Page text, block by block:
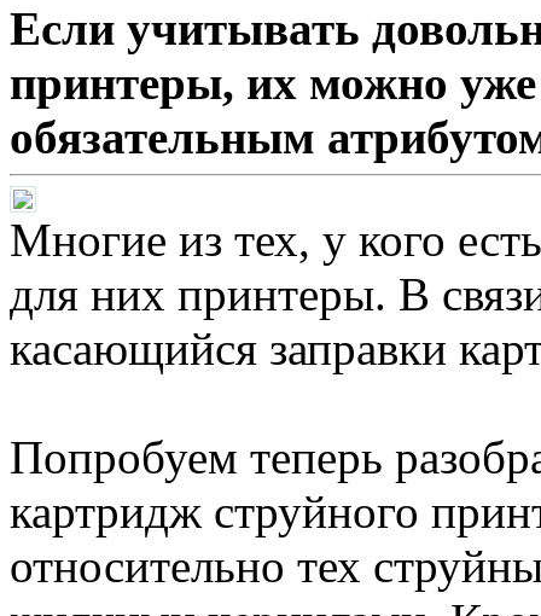
Если учитывать
принтеры, их можно
обязательным
Многие из тех, у кого
для них принтеры. В
касающийся заправки
Попробуем теперь
картридж струйного
относительно тех